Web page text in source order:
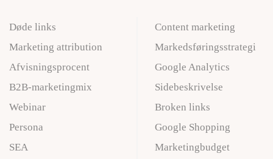
Døde links
Marketing attribution
Afvisningsprocent
B2B-marketingmix
Webinar
Persona
SEA
Content marketing
Markedsføringsstrategi
Google Analytics
Sidebeskrivelse
Broken links
Google Shopping
Marketingbudget